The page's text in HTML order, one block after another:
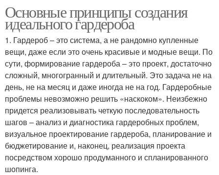
Основные принципы создания
идеального гардероба
1. Гардероб – это система, а не рандомно купленные
вещи, даже если это очень красивые и модные вещи. По
сути, формирование гардероба – это проект, достаточно
сложный, многогранный и длительный. Это задача не на
день, не на месяц и даже иногда не на год. Гардеробные
проблемы невозможно решить «наскоком». Неизбежно
придется реализовывать четкую последовательность
шагов – анализ и диагностика гардеробных проблем,
визуальное проектирование гардероба, планирование и
бюджетирование и, наконец, реализация проекта
посредством хорошо продуманного и спланированного
шопинга.